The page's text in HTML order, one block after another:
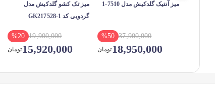
میز آنتیک گلدکیش مدل 7510-1
37,900,000
%50
18,950,000تومان
میز تک کشو گلدکیش مدل
گردویی کد GK217528-1
19,900,000
%20
15,920,000تومان